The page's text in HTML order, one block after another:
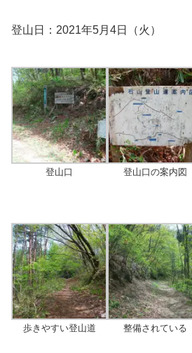
登山日：2021年5月4日（火）
登山口 登山口の案内図
歩きやすい登山道 整備されている